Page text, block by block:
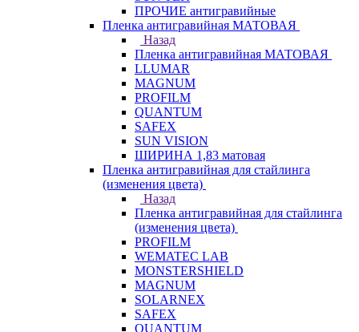
ПРОЧИЕ антигравийные
Пленка антигравийная МАТОВАЯ
Назад
Пленка антигравийная МАТОВАЯ
LLUMAR
MAGNUM
PROFILM
QUANTUM
SAFEX
SUN VISION
ШИРИНА 1,83 матовая
Пленка антигравийная для стайлинга
(изменения цвета)
Назад
Пленка антигравийная для стайлинга
(изменения цвета)
PROFILM
WEMATEC LAB
MONSTERSHIELD
MAGNUM
SOLARNEX
SAFEX
QUANTUM